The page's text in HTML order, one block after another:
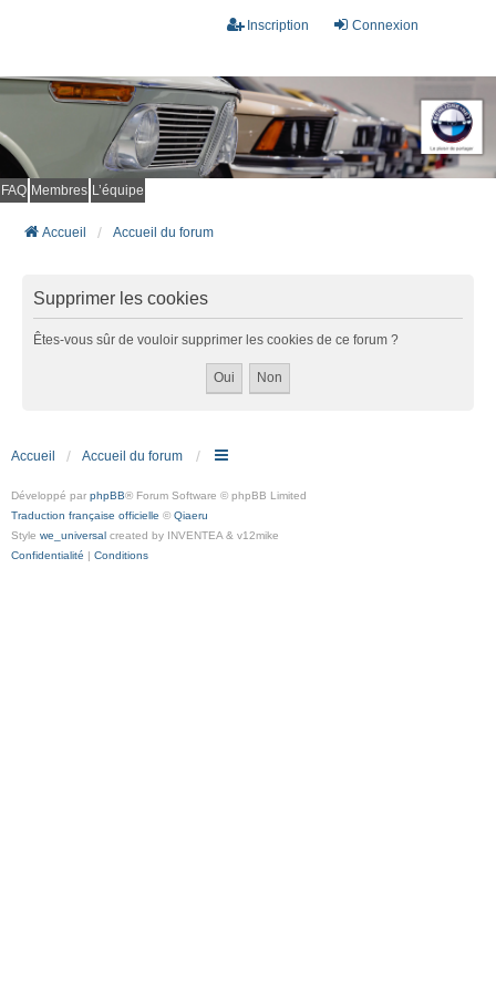
Connexion
Inscription
FAQ Membres L’équipe
Accueil Accueil du forum
Supprimer les cookies
Êtes-vous sûr de vouloir supprimer les cookies de ce forum ?
Accueil Accueil du forum
Développé par phpBB® Forum Software © phpBB Limited
Traduction française officielle © Qiaeru
Style we_universal created by INVENTEA & v12mike
Confidentialité | Conditions